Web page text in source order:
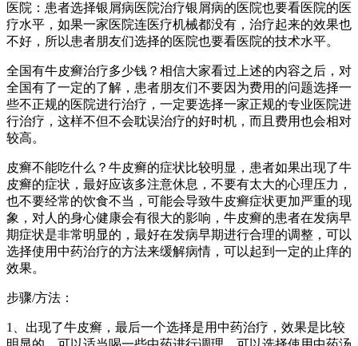
医院：患者选择银屑病医院治疗银屑病的医院也要看医院的医
疗水平，如果一家医院连医疗机械都没有，治疗起来的效果也
不好，所以患者朋友们选择的医院也要看医院的技术水平。
全国有牛皮癣治疗多少钱？相信大家看过上述的内容之后，对
全国有了一定的了解，患者朋友们不要因为费用的问题选择一
些不正规的医院进行治疗，一定要选择一家正规的专业医院进
行治疗，这样不但不会耽误治疗的好时机，而且费用也会相对
较高。
皮癣不能吃什么？牛皮癣的症状比较明显，患者如果出现了牛
皮癣的症状，最好应该多注意休息，不要有太大的心理压力，
也不要经常的饮食不当，可能会导致牛皮癣症状更加严重的现
象，对人的身心健康会有很大的影响，牛皮癣的患者在发病早
期症状是非常明显的，最好在发病早期进行合理的调整，可以
选择使用中药治疗的方法来缓解病情，可以起到一定的止痒的
效果。
步骤/方法：
1、出现了牛皮癣，最后一个选择是用中药治疗，效果是比较